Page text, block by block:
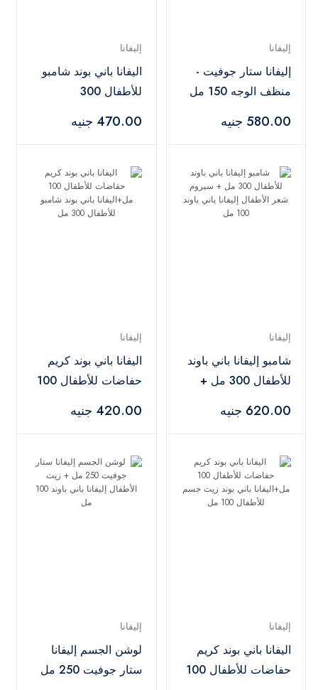
إليفانا
إليفانا ستار جوفيت -
منظف الوجه 150 مل
ستار جوفيت 250 مل
580.00 جنيه
إليفانا
اليفانا باني بوند شامبو
للأطفال 300
كريم للشعر الكيرلي
470.00 جنيه
إليفانا
شامبو إليفانا باني باوند
للأطفال 300 مل +
620.00 جنيه
إليفانا
اليفانا باني بوند كريم
حفاضات للأطفال 100
420.00 جنيه
إليفانا
اليفانا باني بوند كريم
حفاضات للأطفال 100
إليفانا
لوشن الجسم إليفانا
ستار جوفيت 250 مل